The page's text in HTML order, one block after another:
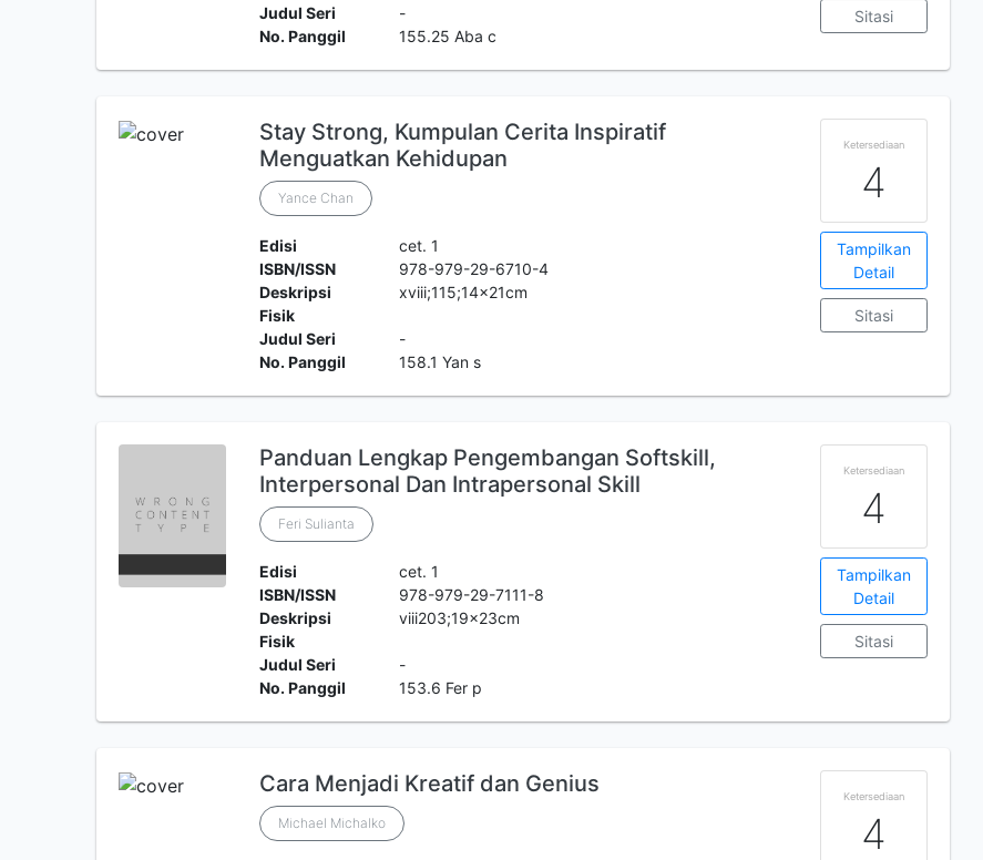
Judul Seri
-
No. Panggil
155.25 Aba c
Sitasi
Stay Strong, Kumpulan Cerita Inspiratif
Menguatkan Kehidupan
Yance Chan
Edisi
cet. 1
ISBN/ISSN
978-979-29-6710-4
Deskripsi
Fisik
xviii;115;14x21cm
Judul Seri
-
No. Panggil
158.1 Yan s
Ketersediaan
4
Tampilkan
Detail
Sitasi
Panduan Lengkap Pengembangan Softskill,
Interpersonal Dan Intrapersonal Skill
Feri Sulianta
Edisi
cet. 1
ISBN/ISSN
978-979-29-7111-8
Deskripsi
Fisik
viii203;19x23cm
Judul Seri
-
No. Panggil
153.6 Fer p
Ketersediaan
4
Tampilkan
Detail
Sitasi
Cara Menjadi Kreatif dan Genius
Michael Michalko
Ketersediaan
4